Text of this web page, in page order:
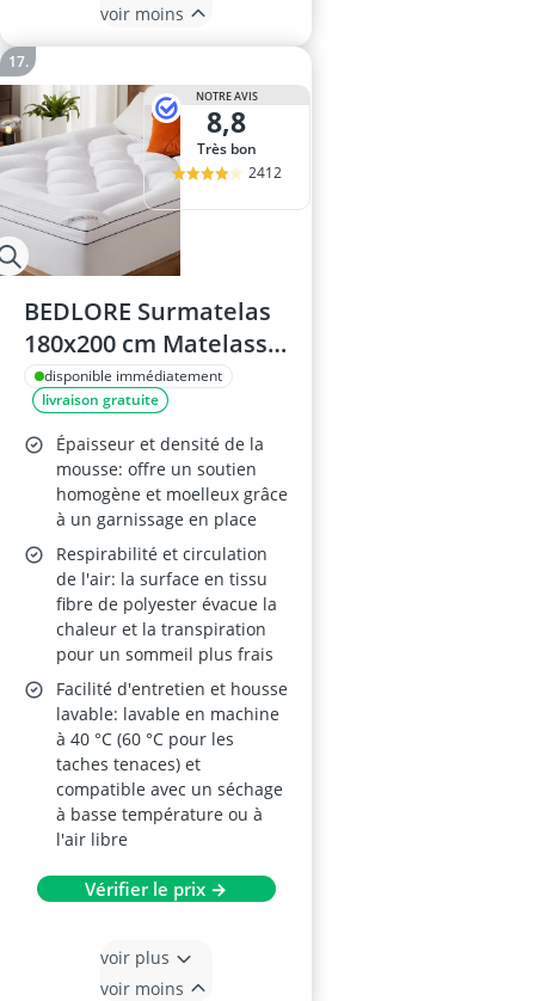
voir moins
NOTRE AVIS
8,8
Très bon
2412
BEDLORE Surmatelas
180x200 cm Matelassé,
Doux et Respirant,
Certifié Oeko-Tex,
Élastique Tout Autour,
Pour Bonnet jusqu'à
40 cm, Blanc
disponible immédiatement
livraison gratuite
Épaisseur et densité de la
mousse: offre un soutien
homogène et moelleux grâce
à un garnissage en place
Respirabilité et circulation
de l'air: la surface en tissu
fibre de polyester évacue la
chaleur et la transpiration
pour un sommeil plus frais
Facilité d'entretien et housse
lavable: lavable en machine
à 40 °C (60 °C pour les
taches tenaces) et
compatible avec un séchage
à basse température ou à
l'air libre
Vérifier le prix →
voir plus
voir moins